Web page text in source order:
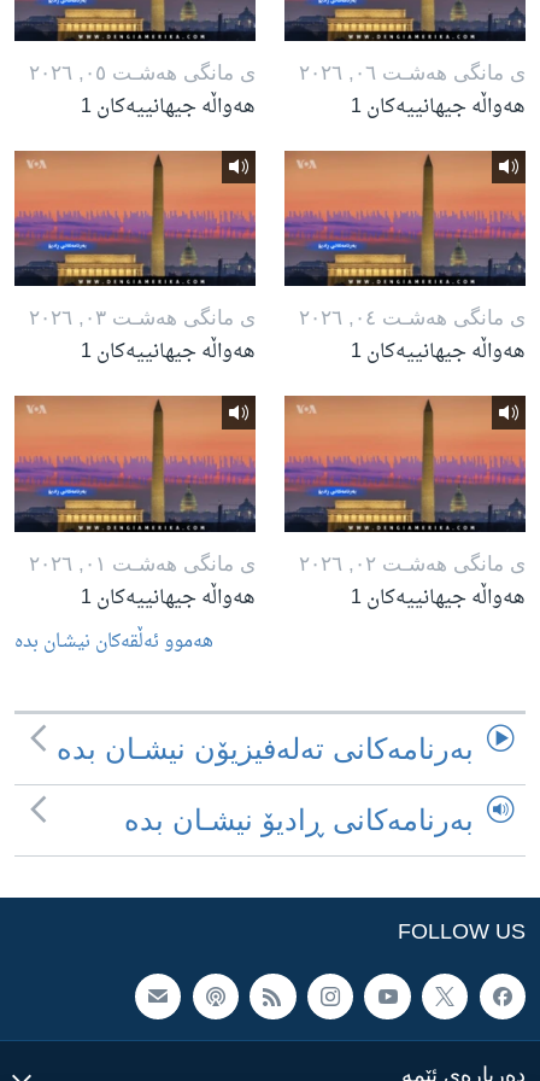
ی مانگی هه‌شـت ٠٦, ٢٠٢٦
هەواڵە جیهانییەکان 1
ی مانگی هه‌شـت ٠٥, ٢٠٢٦
هەواڵە جیهانییەکان 1
ی مانگی هه‌شـت ٠٤, ٢٠٢٦
هەواڵە جیهانییەکان 1
ی مانگی هه‌شـت ٠٣, ٢٠٢٦
هەواڵە جیهانییەکان 1
ی مانگی هه‌شـت ٠٢, ٢٠٢٦
هەواڵە جیهانییەکان 1
ی مانگی هه‌شـت ٠١, ٢٠٢٦
هەواڵە جیهانییەکان 1
هه‌موو ئه‌ڵقه‌کان نیشـان بده‌
به‌رنامه‌کانی ته‌له‌فیزیۆن نیشـان بده‌
به‌رنامه‌کانی ڕادیۆ نیشـان بده‌
FOLLOW US
ده‌رباره‌ی ئێمه‌